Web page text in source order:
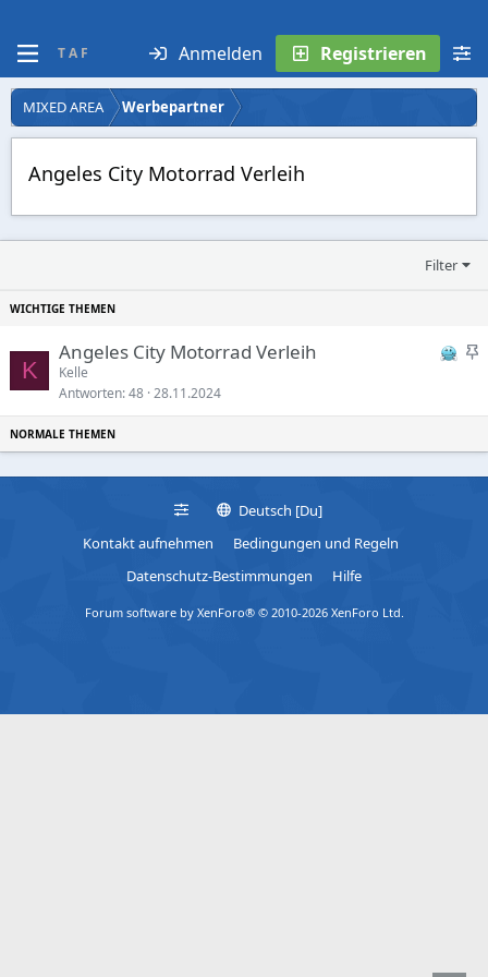
T A F Anmelden Registrieren
MIXED AREA Werbepartner
Angeles City Motorrad Verleih
Filter
K
S
c
k
Angeles City Motorrad Verleih
Kelle
Antworten 48 28.11.2024
Deutsch [Du]
Kontakt aufnehmen
Bedingungen und Regeln
Datenschutz-Bestimmungen
Hilfe
Forum software by XenForo® © 2010-2026 XenForo Ltd.